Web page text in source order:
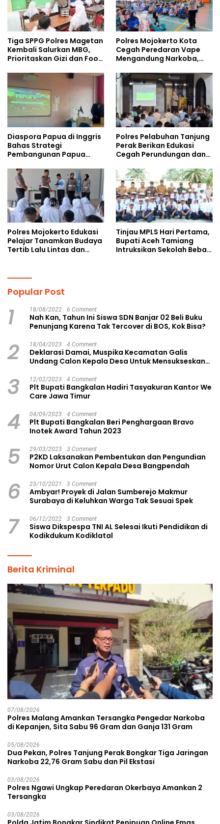
Tiga SPPG Polres Magetan
Kembali Salurkan MBG,
Prioritaskan Gizi dan Food
Polres Mojokerto Kota
Cegah Peredaran Vape
Mengandung Narkoba,
Kalangan Remaja
Diaspora Papua di Inggris
Bahas Strategi
Pembangunan Papua
Doktoral Internasional
Polres Pelabuhan Tanjung
Perak Berikan Edukasi
Cegah Perundungan dan
kepada Pelajar MPLS
Polres Mojokerto Edukasi
Pelajar Tanamkan Budaya
Tertib Lalu Lintas dan
Tinjau MPLS Hari Pertama,
Bupati Aceh Tamiang
Intruksikan Sekolah Bebas
Popular Post
1 18/08/2022 6 Comment
Nah Kan, Tahun Ini Siswa SDN Banjar 02 Beli Buku
Penunjang Karena Tak Tercover di BOS, Kok Bisa?
2 18/04/2023 4 Comment
Deklarasi Damai, Muspika Kecamatan Galis
Undang Calon Kepala Desa Untuk Mensukseskan
3 12/02/2023 4 Comment
Plt Bupati Bangkalan Hadiri Tasyakuran Kantor We
Care Jawa Timur
4 04/09/2023 4 Comment
Plt Bupati Bangkalan Beri Penghargaan Bravo
Inotek Award Tahun 2023
5 29/03/2023 3 Comment
P2KD Laksanakan Pembentukan dan Pengundian
Nomor Urut Calon Kepala Desa Bangpendah
6 23/10/2021 3 Comment
Ambyar! Proyek di Jalan Sumberejo Makmur
Surabaya di Keluhkan Warga Tak Sesuai Spek
7 06/12/2022 3 Comment
Siswa Dikspespa TNI AL Selesai Ikuti Pendidikan di
Kodikdukum Kodiklatal
Berita Kriminal
07/08/2026
Polres Malang Amankan Tersangka Pengedar Narkoba
di Kepanjen, Sita Sabu 96 Gram dan Ganja 131 Gram
05/08/2026
Dua Pekan, Polres Tanjung Perak Bongkar Tiga Jaringan
Narkoba 22,76 Gram Sabu dan Pil Ekstasi
03/08/2026
Polres Ngawi Ungkap Peredaran Okerbaya Amankan 2
Tersangka
03/08/2026